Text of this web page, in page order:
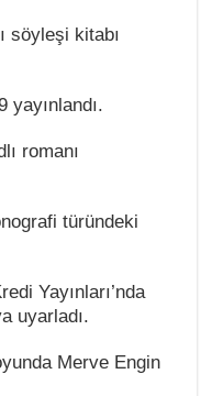
söyleşi kitabı
yayınlandı.
romanı
türündeki
Yayınları’nda
uyarladı.
Merve Engin